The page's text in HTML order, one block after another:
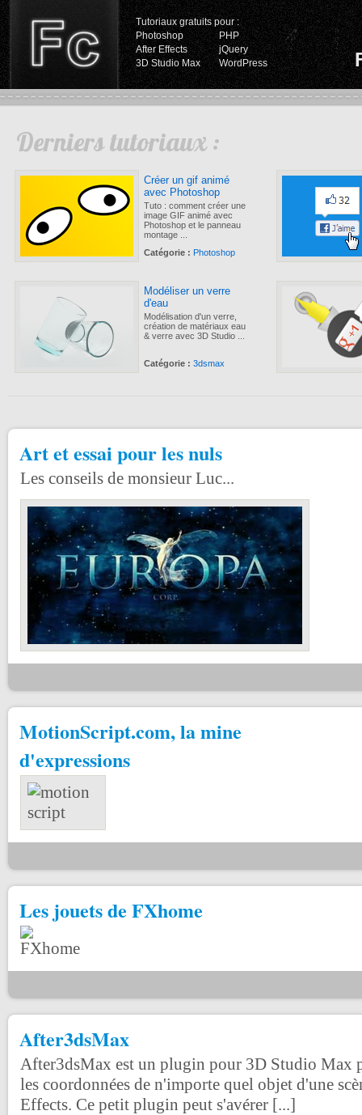
Tutoriaux gratuits pour :
Photoshop
PHP
After Effects
jQuery
3D Studio Max
WordPress
Derniers tutoriaux :
Créer un gif animé
avec Photoshop
Tuto : comment créer une
image GIF animé avec
Photoshop et le panneau
montage ...
Catégorie : Photoshop
Modéliser un verre
d'eau
Modélisation d'un verre,
création de matériaux eau
& verre avec 3D Studio ...
Catégorie : 3dsmax
Art et essai pour les nuls
Les conseils de monsieur Luc...
MotionScript.com, la mine
d'expressions
Les jouets de FXhome
After3dsMax
After3dsMax est un plugin pour 3D Studio Max
les coordonnées de n'importe quel objet d'une
Effects. Ce petit plugin peut s'avérer [...]